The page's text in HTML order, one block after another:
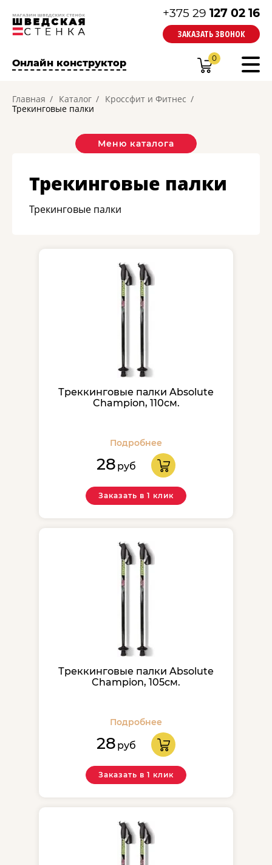
+375 29 127 02 16
ЗАКАЗАТЬ ЗВОНОК
Онлайн конструктор 0
Главная Каталог
Кроссфит и Фитнес
Трекинговые палки
Меню каталога
Трекинговые палки
Трекинговые палки
Треккинговые палки Absolute
Champion, 110см.
Подробнее
28 руб
Заказать в 1 клик
Треккинговые палки Absolute
Champion, 105см.
Подробнее
28 руб
Заказать в 1 клик